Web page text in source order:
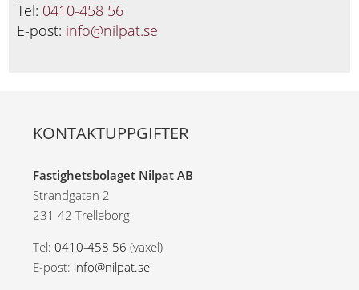
Tel: 0410-458 56
E-post: info@nilpat.se
KONTAKTUPPGIFTER
Fastighetsbolaget Nilpat AB
Strandgatan 2
231 42 Trelleborg
Tel:0410-458 56 (växel)
E-post: info@nilpat.se